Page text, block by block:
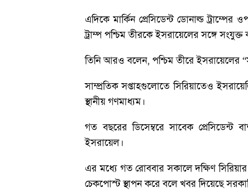
এদিকে মার্কিন প্রেসিডেন্ট ডোনাল্ড
ট্রাম্প পশ্চিম তীরকে ইসরায়েলের সঙ্গে
তিনি আরও বলেন, পশ্চিম তীরে ইসরায়েলের
সাম্প্রতিক সপ্তাহগুলোতে সিরিয়াতেও
স্থানীয় গণমাধ্যম।
গত বছরের ডিসেম্বরে সাবেক
ইসরায়েল।
এর মধ্যে গত রোববার সকালে দক্ষিণ
চেকপোস্ট স্থাপন করে বলে খবর দিয়েছে